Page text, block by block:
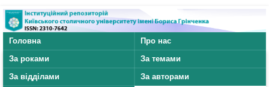
Головна
Про нас
За роками
За темами
За відділами
За авторами